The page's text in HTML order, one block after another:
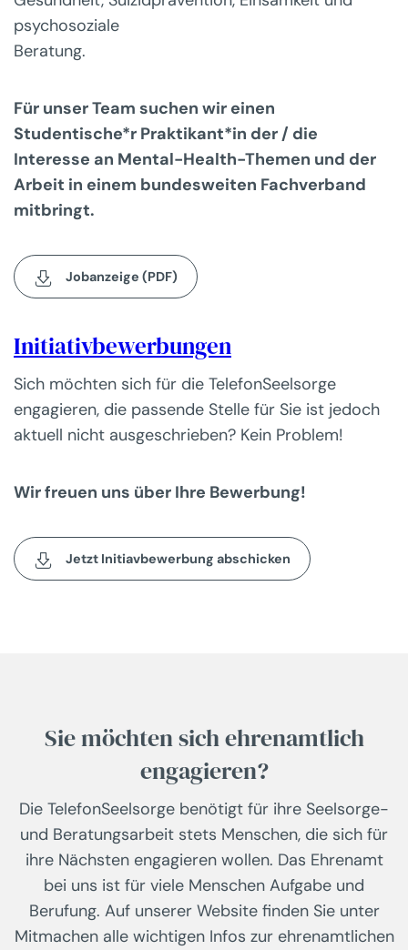
psychosoziale
Beratung.
Für unser Team suchen wir einen
Studentische*r Praktikant*in der / die
Interesse an Mental-Health-Themen und der
Arbeit in einem bundesweiten Fachverband
mitbringt.
Jobanzeige (PDF)
Initiativbewerbungen
Sich möchten sich für die TelefonSeelsorge
engagieren, die passende Stelle für Sie ist jedoch
aktuell nicht ausgeschrieben? Kein Problem!
Wir freuen uns über Ihre Bewerbung!
Jetzt Initiavbewerbung abschicken
Sie möchten sich ehrenamtlich
engagieren?
Die TelefonSeelsorge benötigt für ihre Seelsorge-
und Beratungsarbeit stets Menschen, die sich für
ihre Nächsten engagieren wollen. Das Ehrenamt
bei uns ist für viele Menschen Aufgabe und
Berufung. Auf unserer Website finden Sie unter
Mitmachen alle wichtigen Infos zur ehrenamtlichen